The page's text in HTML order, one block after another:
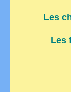
Les
Les